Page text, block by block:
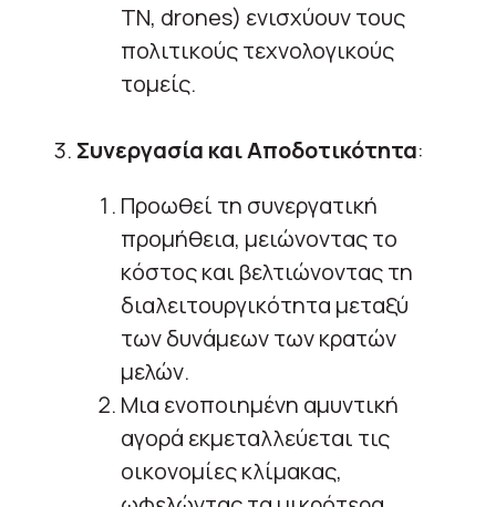
ΤΝ, drones) ενισχύουν τους
πολιτικούς τεχνολογικούς
τομείς.
3. Συνεργασία και Αποδοτικότητα:
Προωθεί τη συνεργατική
προμήθεια, μειώνοντας το
κόστος και βελτιώνοντας τη
διαλειτουργικότητα μεταξύ
των δυνάμεων των κρατών
μελών.
Μια ενοποιημένη αμυντική
αγορά εκμεταλλεύεται τις
οικονομίες κλίμακας,